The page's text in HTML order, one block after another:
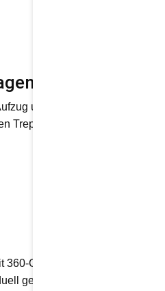
und befördert Sie
Treppenverlauf gebunden.
Grad-Panoramablick
gestalten – in Farbe,